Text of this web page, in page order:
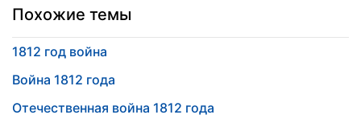
Похожие темы
1812 год война
Война 1812 года
Отечественная война 1812 года